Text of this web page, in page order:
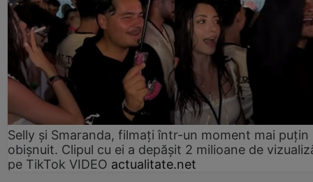
Selly și Smaranda, filmați într-un moment mai puțin
obișnuit. Clipul cu ei a depășit 2 milioane de
pe TikTok VIDEO actualitate.net